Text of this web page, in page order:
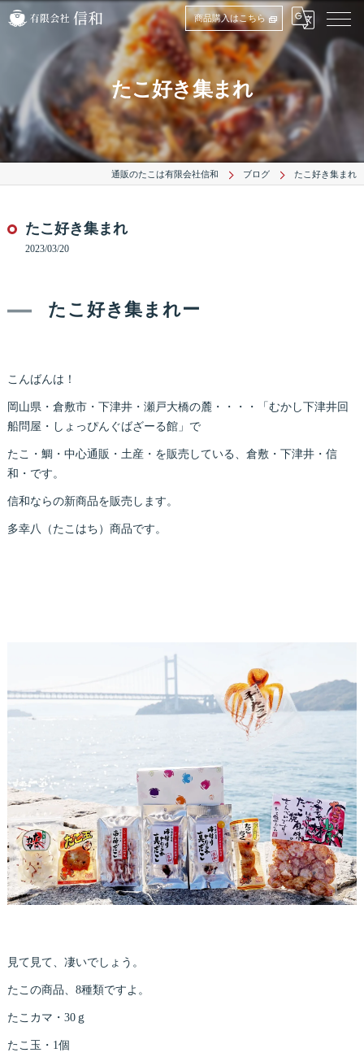
商品購入はこちら
たこ好き集まれ
通販のたこは有限会社信和 ブログ たこ好き集まれ
たこ好き集まれ
2023/03/20
たこ好き集まれー
こんばんは！
岡山県・倉敷市・下津井・瀬戸大橋の麓・・・・「むかし下津井回
船問屋・しょっぴんぐばざーる館」で
たこ・鯛・中心通販・土産・を販売している、倉敷・下津井・信
和・です。
信和ならの新商品を販売します。
多幸八（たこはち）商品です。
見て見て、凄いでしょう。
たこの商品、8種類ですよ。
たこカマ・30ｇ
たこ玉・1個